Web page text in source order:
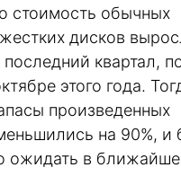
стоимость обычных
дисков
квартал,
этого года.
произведенных
на 90%, и
ожидать в